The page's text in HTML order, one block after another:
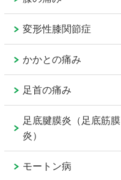
変形性膝関節症
かかとの痛み
足首の痛み
足底腱膜炎（足底筋膜
炎）
モートン病